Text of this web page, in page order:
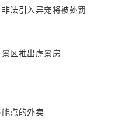
法引入异宠将被处罚
区推出虎景房
点的外卖